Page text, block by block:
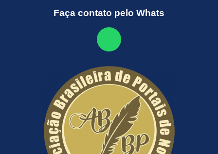
Faça contato pelo Whats